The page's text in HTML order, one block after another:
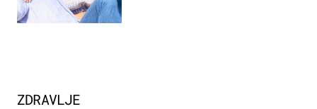
ZDRAVLJE